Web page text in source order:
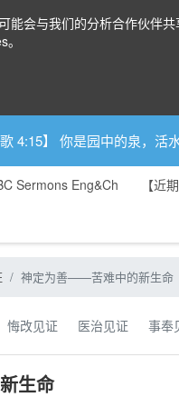
会与我们的分析合作伙伴共
歌 4:15】 你是园中的泉，活
Sermons Eng&Ch 【近
神定为善——苦难中的新生命
悔改见证 医治见证 事奉
生命